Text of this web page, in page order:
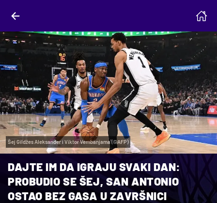
Šej Gildžes Aleksander i Viktor Vembanjama (©AFP)
DAJTE IM DA IGRAJU SVAKI DAN:
PROBUDIO SE ŠEJ, SAN ANTONIO
OSTAO BEZ GASA U ZAVRŠNICI